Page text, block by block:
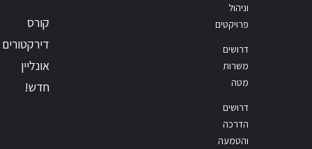
וניהול
פרויקטים
דרושים
משרות
מטה
דרושים
הדרכה
והטמעה
קורס
דירקטורים
אונליין
חדש!